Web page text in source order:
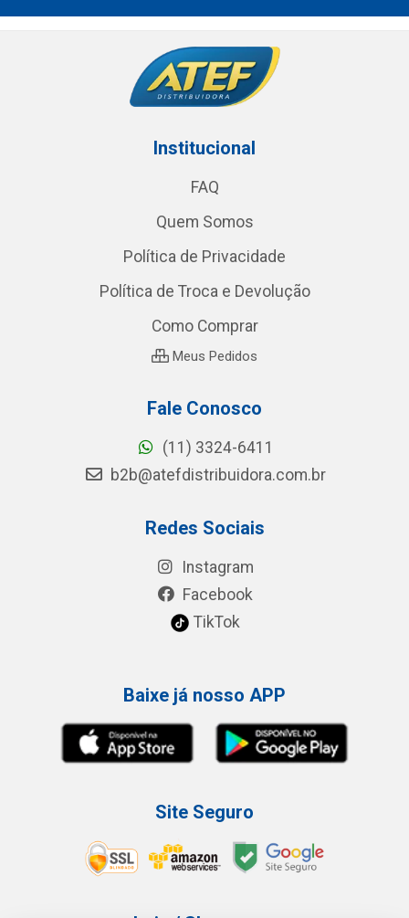
Institucional
FAQ
Quem Somos
Política de Privacidade
Política de Troca e Devolução
Como Comprar
Meus Pedidos
Fale Conosco
(11) 3324-6411
b2b@atefdistribuidora.com.br
Redes Sociais
Instagram
Facebook
TikTok
Baixe já nosso APP
Site Seguro